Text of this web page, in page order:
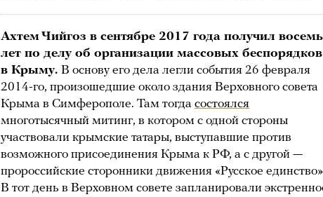
Ахтем Чийгоз в сентябре 2017 года получил восемь
лет по делу об организации массовых беспорядков
в Крыму. В основу его дела легли события 26 февраля
2014-го, произошедшие около здания Верховного совета
Крыма в Симферополе. Там тогда состоялся
многотысячный митинг, в котором с одной стороны
участвовали крымские татары, выступавшие против
возможного присоединения Крыма к РФ, а с другой —
пророссийские сторонники движения «Русское
В тот день в Верховном совете запланировали